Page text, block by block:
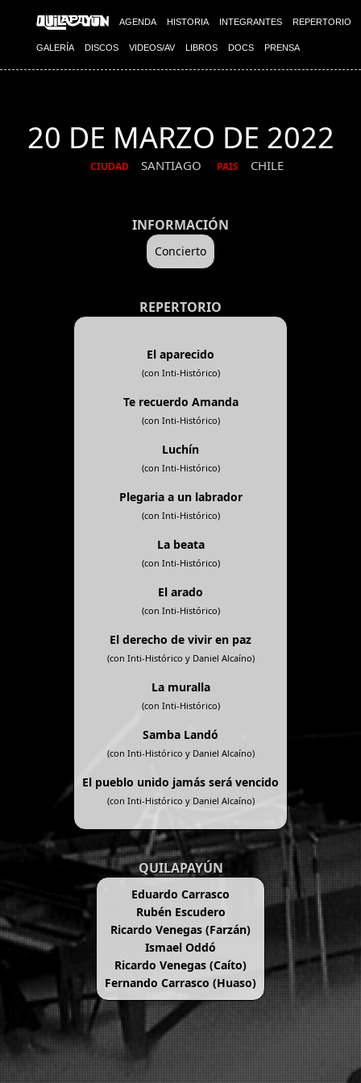
AGENDA HISTORIA INTEGRANTES REPERTORIO
GALERÍA DISCOS VIDEOS/AV LIBROS DOCS PRENSA
20 DE MARZO DE 2022
CIUDAD SANTIAGO PAIS CHILE
INFORMACIÓN
Concierto
REPERTORIO
El aparecido
(con Inti-Histórico)
Te recuerdo Amanda
(con Inti-Histórico)
Luchín
(con Inti-Histórico)
Plegaria a un labrador
(con Inti-Histórico)
La beata
(con Inti-Histórico)
El arado
(con Inti-Histórico)
El derecho de vivir en paz
(con Inti-Histórico y Daniel Alcaíno)
La muralla
(con Inti-Histórico)
Samba Landó
(con Inti-Histórico y Daniel Alcaíno)
El pueblo unido jamás será vencido
(con Inti-Histórico y Daniel Alcaíno)
QUILAPAYÚN
Eduardo Carrasco
Rubén Escudero
Ricardo Venegas (Farzán)
Ismael Oddó
Ricardo Venegas (Caíto)
Fernando Carrasco (Huaso)